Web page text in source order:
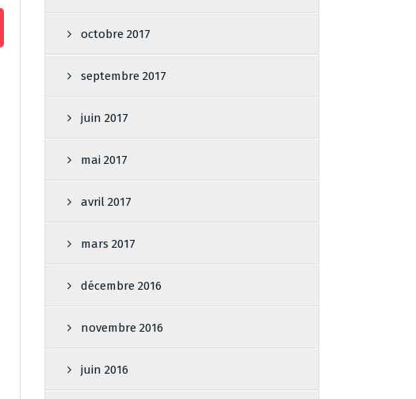
octobre 2017
septembre 2017
juin 2017
mai 2017
avril 2017
mars 2017
décembre 2016
novembre 2016
juin 2016